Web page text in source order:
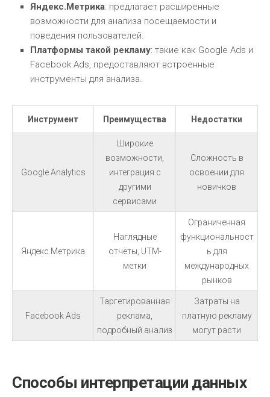
Яндекс.Метрика: предлагает расширенные
возможности для анализа посещаемости и
поведения пользователей.
Платформы такой рекламу: такие как Google Ads и
Facebook Ads, предоставляют встроенные
инструменты для анализа.
Инструмент Преимущества Недостатки
Google Analytics
Широкие
возможности,
интеграция с
другими
сервисами
Сложность в
освоении для
новичков
Яндекс.Метрика
Наглядные
отчёты, UTM-
метки
Ограниченная
функциональност
ь для
международных
рынков
Facebook Ads
Таргетированная
реклама,
подробный анализ
Затраты на
платную рекламу
могут расти
Способы интерпретации данных